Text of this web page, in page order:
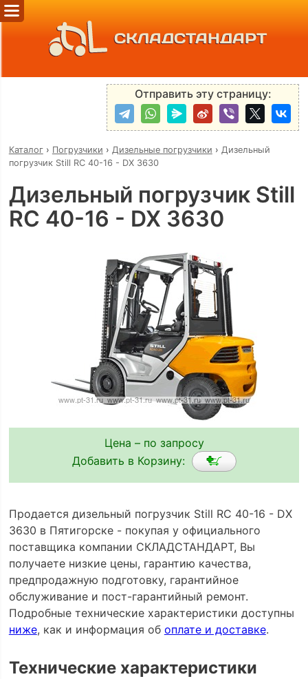
СКЛАДСТАНДАРТ
Отправить эту страницу:
Каталог› Погрузчики › Дизельные погрузчики › Дизельный
погрузчик Still RC 40-16 - DX 3630
Дизельный погрузчик Still
RC 40-16 - DX 3630
Цена – по запросу
Добавить в Корзину:
Продается дизельный погрузчик Still RC 40-16 - DX
3630 в Пятигорске - покупая у официального
поставщика компании СКЛАДСТАНДАРТ, Вы
получаете низкие цены, гарантию качества,
предпродажную подготовку, гарантийное
обслуживание и пост-гарантийный ремонт.
Подробные технические характеристики доступны
ниже, как и информация об оплате и доставке.
Технические характеристики